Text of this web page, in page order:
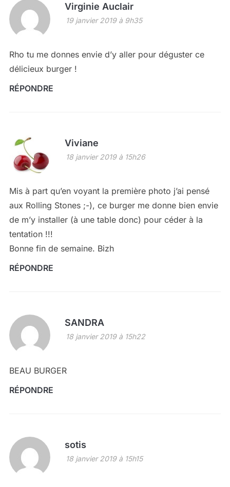
Virginie Auclair
19 janvier 2019 à 9h35
Rho tu me donnes envie d’y aller pour déguster ce
délicieux burger !
RÉPONDRE
Viviane
18 janvier 2019 à 15h26
Mis à part qu’en voyant la première photo j’ai pensé
aux Rolling Stones ;-), ce burger me donne bien envie
de m’y installer (à une table donc) pour céder à la
tentation !!!
Bonne fin de semaine. Bizh
RÉPONDRE
SANDRA
18 janvier 2019 à 15h22
BEAU BURGER
RÉPONDRE
sotis
18 janvier 2019 à 15h15